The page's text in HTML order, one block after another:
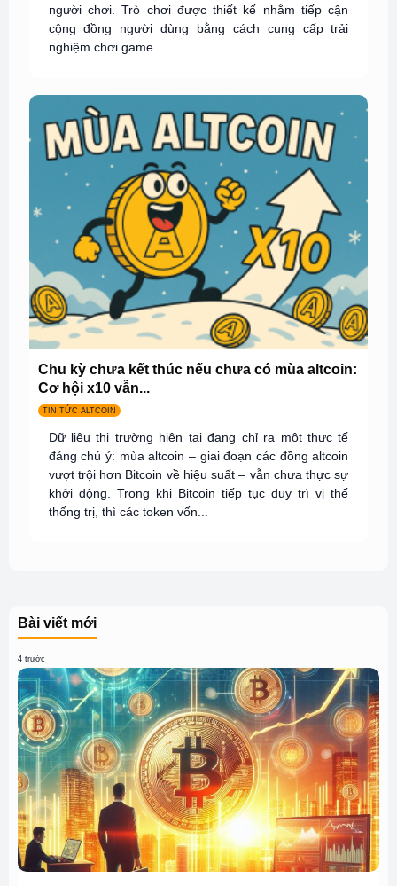
người chơi. Trò chơi được thiết kế nhằm tiếp cận
cộng đồng người dùng bằng cách cung cấp trải
nghiệm chơi game...
Chu kỳ chưa kết thúc nếu chưa có mùa altcoin:
Cơ hội x10 vẫn...
TIN TỨC ALTCOIN
Dữ liệu thị trường hiện tại đang chỉ ra một thực tế
đáng chú ý: mùa altcoin – giai đoạn các đồng altcoin
vượt trội hơn Bitcoin về hiệu suất – vẫn chưa thực sự
khởi động. Trong khi Bitcoin tiếp tục duy trì vị thế
thống trị, thì các token vốn...
Bài viết mới
4 trước